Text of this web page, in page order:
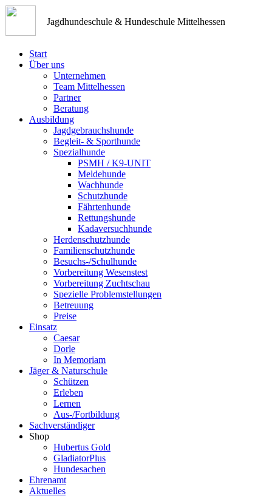
Jagdhundeschule & Hundeschule Mittelhessen
Start
Über uns
Unternehmen
Team Mittelhessen
Partner
Beratung
Ausbildung
Jagdgebrauchshunde
Begleit- & Sporthunde
Spezialhunde
PSMH / K9-UNIT
Meldehunde
Wachhunde
Schutzhunde
Fährtenhunde
Rettungshunde
Kadaversuchhunde
Herdenschutzhunde
Familienschutzhunde
Besuchs-/Schulhunde
Vorbereitung Wesenstest
Vorbereitung Zuchtschau
Spezielle Problemstellungen
Betreuung
Preise
Einsatz
Caesar
Dorle
In Memoriam
Jäger & Naturschule
Schützen
Erleben
Lernen
Aus-/Fortbildung
Sachverständiger
Shop
Hubertus Gold
GladiatorPlus
Hundesachen
Ehrenamt
Aktuelles